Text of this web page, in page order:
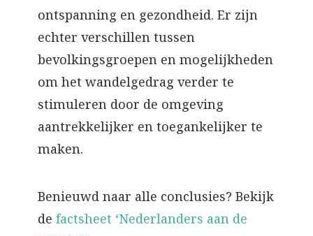
ontspanning en gezondheid. Er zijn
echter verschillen tussen
bevolkingsgroepen en mogelijkheden
om het wandelgedrag verder te
stimuleren door de omgeving
aantrekkelijker en toegankelijker te
maken.
Benieuwd naar alle conclusies? Bekijk
de factsheet ‘Nederlanders aan de